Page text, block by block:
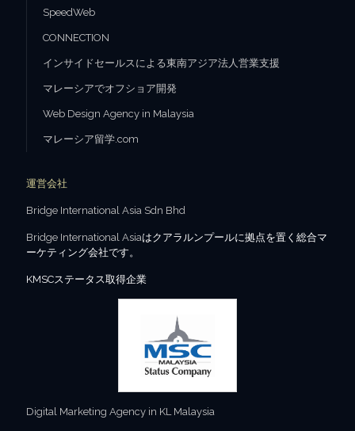
SpeedWeb
CONNECTION
インサイドセールスによる東南アジア法人営業支援
マレーシアでオフショア開発
Web Design Agency in Malaysia
マレーシア留学.com
運営会社
Bridge International Asia Sdn Bhd
Bridge International Asiaはクアラルンプールに拠点を置く総合マ
ーケティング会社です。
KMSCステータス取得企業
Digital Marketing Agency in KL Malaysia